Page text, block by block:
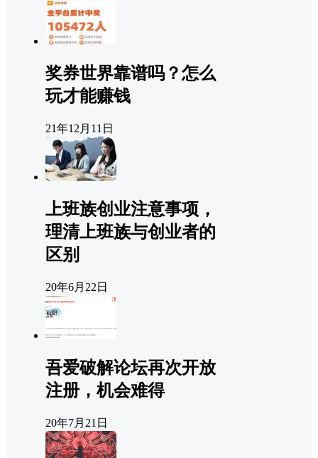
奖券世界靠谱吗？怎么
玩才能赚钱
21年12月11日
上班族创业注意事项，
理清上班族与创业者的
区别
20年6月22日
吾爱破解论坛再次开放
注册，机会难得
20年7月21日